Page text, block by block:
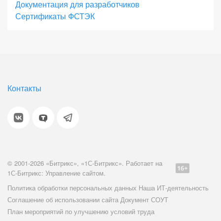
онлайн-продажи во всех каналах присутствия с
единым центром управления, масштабировать
отказоустойчивое решение для работы онлайн-
вам выбрать – обращайтесь к нашим партнерам.
Они всегда будут рады помочь вам сделать
Документация для разработчиков
Сертификаты ФСТЭК
Контакты
© 2001-2026 «Битрикс», «1С-Битрикс». Работает на
1С-Битрикс: Управление сайтом.
Политика обработки персональных данных Наша ИТ-деятельность
Соглашение об использовании сайта Документ СОУТ
План мероприятий по улучшению условий труда